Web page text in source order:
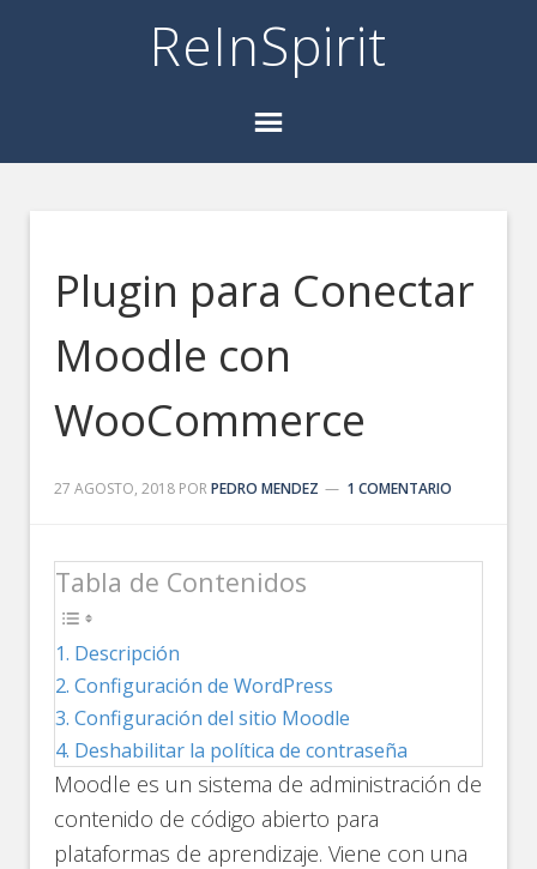
ReInSpirit
Plugin para Conectar
Moodle con
WooCommerce
27 AGOSTO, 2018 PORPEDRO MENDEZ 1 COMENTARIO
Tabla de Contenidos
Descripción
Configuración de WordPress
Configuración del sitio Moodle
Deshabilitar la política de contraseña
Moodle es un sistema de administración de
contenido de código abierto para
plataformas de aprendizaje. Viene con una